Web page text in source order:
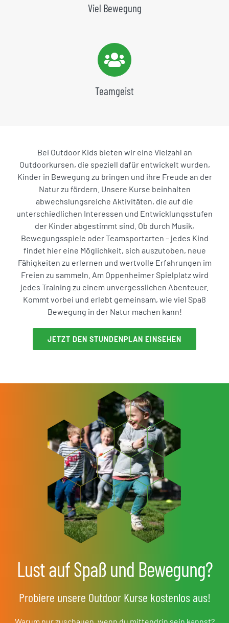
Viel Bewegung
Teamgeist
Bei Outdoor Kids bieten wir eine Vielzahl an
Outdoorkursen, die speziell dafür entwickelt wurden,
Kinder in Bewegung zu bringen und ihre Freude an der
Natur zu fördern. Unsere Kurse beinhalten
abwechslungsreiche Aktivitäten, die auf die
unterschiedlichen Interessen und Entwicklungsstufen
der Kinder abgestimmt sind. Ob durch Musik,
Bewegungsspiele oder Teamsportarten – jedes Kind
findet hier eine Möglichkeit, sich auszutoben, neue
Fähigkeiten zu erlernen und wertvolle Erfahrungen im
Freien zu sammeln. Am Oppenheimer Spielplatz wird
jedes Training zu einem unvergesslichen Abenteuer.
Kommt vorbei und erlebt gemeinsam, wie viel Spaß
Bewegung in der Natur machen kann!
JETZT DEN STUNDENPLAN EINSEHEN
Lust auf Spaß und Bewegung?
Probiere unsere Outdoor Kurse kostenlos aus!